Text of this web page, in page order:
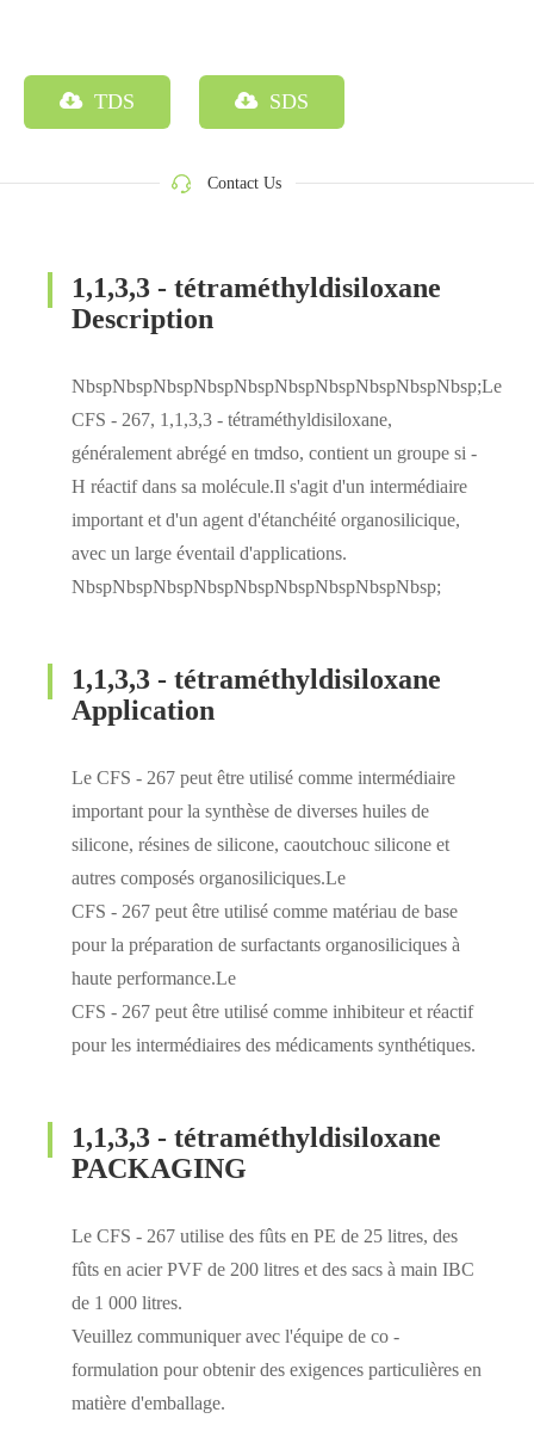
TDS SDS
Contact Us
1,1,3,3 - tétraméthyldisiloxane
Description
NbspNbspNbspNbspNbspNbspNbspNbspNbspNbsp;Le
CFS - 267, 1,1,3,3 - tétraméthyldisiloxane,
généralement abrégé en tmdso, contient un groupe si -
H réactif dans sa molécule.Il s'agit d'un intermédiaire
important et d'un agent d'étanchéité organosilicique,
avec un large éventail d'applications.
NbspNbspNbspNbspNbspNbspNbspNbspNbsp;
1,1,3,3 - tétraméthyldisiloxane
Application
Le CFS - 267 peut être utilisé comme intermédiaire
important pour la synthèse de diverses huiles de
silicone, résines de silicone, caoutchouc silicone et
autres composés organosiliciques.Le
CFS - 267 peut être utilisé comme matériau de base
pour la préparation de surfactants organosiliciques à
haute performance.Le
CFS - 267 peut être utilisé comme inhibiteur et réactif
pour les intermédiaires des médicaments synthétiques.
1,1,3,3 - tétraméthyldisiloxane
PACKAGING
Le CFS - 267 utilise des fûts en PE de 25 litres, des
fûts en acier PVF de 200 litres et des sacs à main IBC
de 1 000 litres.
Veuillez communiquer avec l'équipe de co -
formulation pour obtenir des exigences particulières en
matière d'emballage.